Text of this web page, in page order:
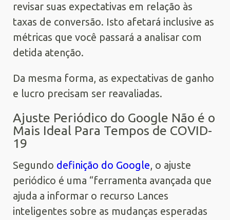
revisar suas expectativas em relação às
taxas de conversão. Isto afetará inclusive as
métricas que você passará a analisar com
detida atenção.
Da mesma forma, as expectativas de ganho
e lucro precisam ser reavaliadas.
Ajuste Periódico do Google Não é o
Mais Ideal Para Tempos de COVID-
19
Segundo definição do Google, o ajuste
periódico é uma “ferramenta avançada que
ajuda a informar o recurso Lances
inteligentes sobre as mudanças esperadas